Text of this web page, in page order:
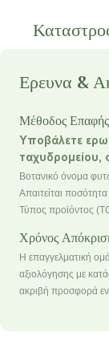
Ερευνα &
Μέθοδος Επαφής
Υποβάλετε
ταχυδρομείου,
Βοτανικό όνομα
Απαιτείται ποσότητα
Τύπος προϊόντος
Χρόνος
Η επαγγελματική
αξιολόγησης με
ακριβή προσφορά